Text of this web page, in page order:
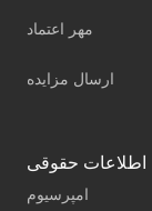
مهر اعتماد
ارسال مزایده
اطلاعات حقوقی
امپرسیوم